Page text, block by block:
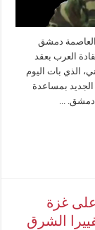
العاصمة دمشق
العرب بعقد
الذي بات اليوم
بمساعدة
...
غزة
الشرق